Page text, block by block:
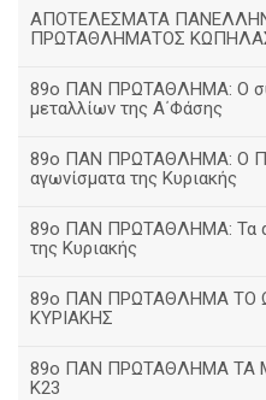
ΑΠΟΤΕΛΕΣΜΑΤΑ
ΠΡΩΤΑΘΛΗΜΑΤΟΣ
89ο ΠΑΝ ΠΡΩΤΑΘΛΗΜΑ: Ο
μεταλλίων της Α΄Φάσης
89ο ΠΑΝ ΠΡΩΤΑΘΛΗΜΑ: Ο
αγωνίσματα της Κυριακής
89ο ΠΑΝ ΠΡΩΤΑΘΛΗΜΑ: Τα
της Κυριακής
89ο ΠΑΝ ΠΡΩΤΑΘΛΗΜΑ ΤΟ
ΚΥΡΙΑΚΗΣ
89ο ΠΑΝ ΠΡΩΤΑΘΛΗΜΑ ΤΑ
Κ23